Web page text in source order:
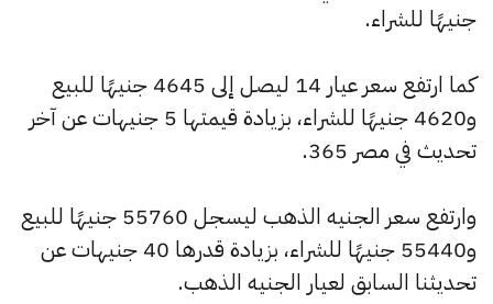
جنيهًا للشراء.
كما ارتفع سعر عيار 14 ليصل إلى 4645 جنيهًا للبيع
و4620 جنيهًا للشراء، بزيادة قيمتها 5 جنيهات عن آخر
تحديث في مصر 365.
وارتفع سعر الجنيه الذهب ليسجل 55760 جنيهًا للبيع
و55440 جنيهًا للشراء، بزيادة قدرها 40 جنيهات عن
تحديثنا السابق لعيار الجنيه الذهب.